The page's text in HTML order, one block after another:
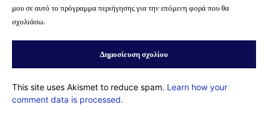
μου σε αυτό το πρόγραμμα περιήγησης για την επόμενη φορά που θα
σχολιάσω.
This site uses Akismet to reduce spam. Learn how your
comment data is processed.